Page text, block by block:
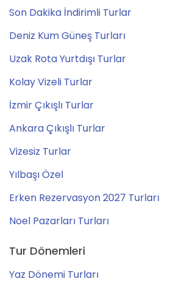
Son Dakika İndirimli Turlar
Deniz Kum Güneş Turları
Uzak Rota Yurtdışı Turlar
Kolay Vizeli Turlar
İzmir Çıkışlı Turlar
Ankara Çıkışlı Turlar
Vizesiz Turlar
Yılbaşı Özel
Erken Rezervasyon 2027 Turları
Noel Pazarları Turları
Tur Dönemleri
Yaz Dönemi Turları